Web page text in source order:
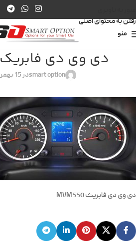
رفتن به محتوای اصلی
منو
دی وی دی فابریک MVM550
smart optionدر 15 بهمن 1397
دی وی دی فابریک MVM550